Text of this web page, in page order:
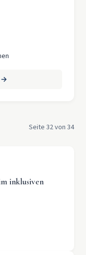
→
Seite 32 von 34
inklusiven